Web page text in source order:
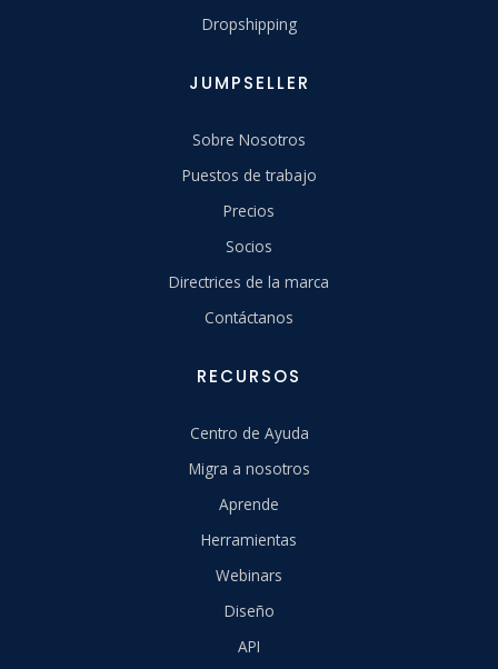
Dropshipping
JUMPSELLER
Sobre Nosotros
Puestos de trabajo
Precios
Socios
Directrices de la marca
Contáctanos
RECURSOS
Centro de Ayuda
Migra a nosotros
Aprende
Herramientas
Webinars
Diseño
API